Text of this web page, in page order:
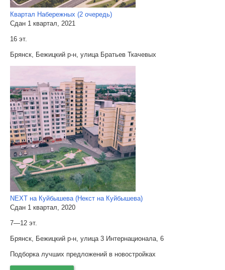
Квартал Набережных (2 очередь)
Сдан 1 квартал, 2021
16 эт.
Брянск, Бежицкий р-н, улица Братьев Ткачевых
NEXT на Куйбышева (Некст на Куйбышева)
Сдан 1 квартал, 2020
7—12 эт.
Брянск, Бежицкий р-н, улица 3 Интернационала, 6
Подборка лучших предложений в новостройках